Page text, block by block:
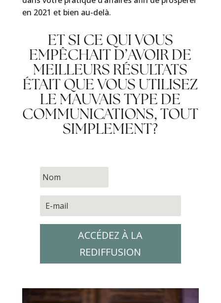
en 2021 et bien au-delà.
ET SI CE QUI VOUS
EMPÊCHAIT D’AVOIR DE
MEILLEURS RÉSULTATS
ÉTAIT QUE VOUS UTILISEZ
LE MAUVAIS TYPE DE
COMMUNICATIONS, TOUT
SIMPLEMENT?
ACCÉDEZ À LA
REDIFFUSION